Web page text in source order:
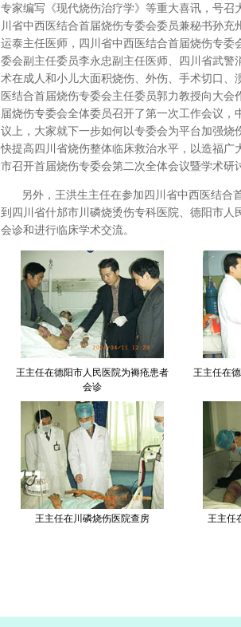
专家编写《现代烧伤治疗学》等重大喜讯，号
川省中西医结合首届烧伤专委会委员兼秘书孙
运泰主任医师，四川省中西医结合首届烧伤专
委会副主任委员李永忠副主任医师、四川省武
术在成人和小儿大面积烧伤、外伤、手术切口
医结合首届烧伤专委会主任委员郭力教授向大
届烧伤专委会全体委员召开了第一次工作会议
议上，大家就下一步如何以专委会为平台加强
快提高四川省烧伤整体临床救治水平，以造福广
市召开首届烧伤专委会第二次全体会议暨学术研
另外，王洪生主任在参加四川省中西医结合
到四川省什邡市川磷烧烫伤专科医院、德阳市
会诊和进行临床学术交流。
王主任在德阳市人民医院为褥疮患者
会诊
王主任在
王主任在川磷烧伤医院查房 王主任